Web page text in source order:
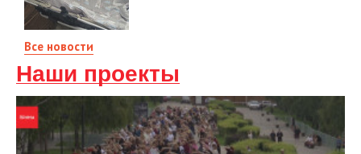
Все новости
Наши проекты